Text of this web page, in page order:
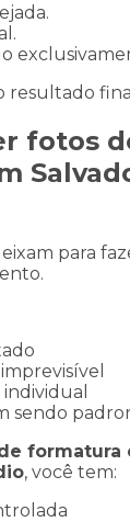
resultado
fotos
para
sendo
formatura
, você tem: